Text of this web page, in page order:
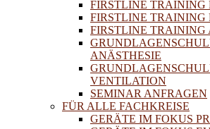
FIRSTLINE TRAINING
FIRSTLINE TRAINING
FIRSTLINE TRAINING
ANÄSTHESIE
VENTILATION
SEMINAR ANFRAGEN
FÜR ALLE FACHKREISE
GERÄTE IM FOKUS